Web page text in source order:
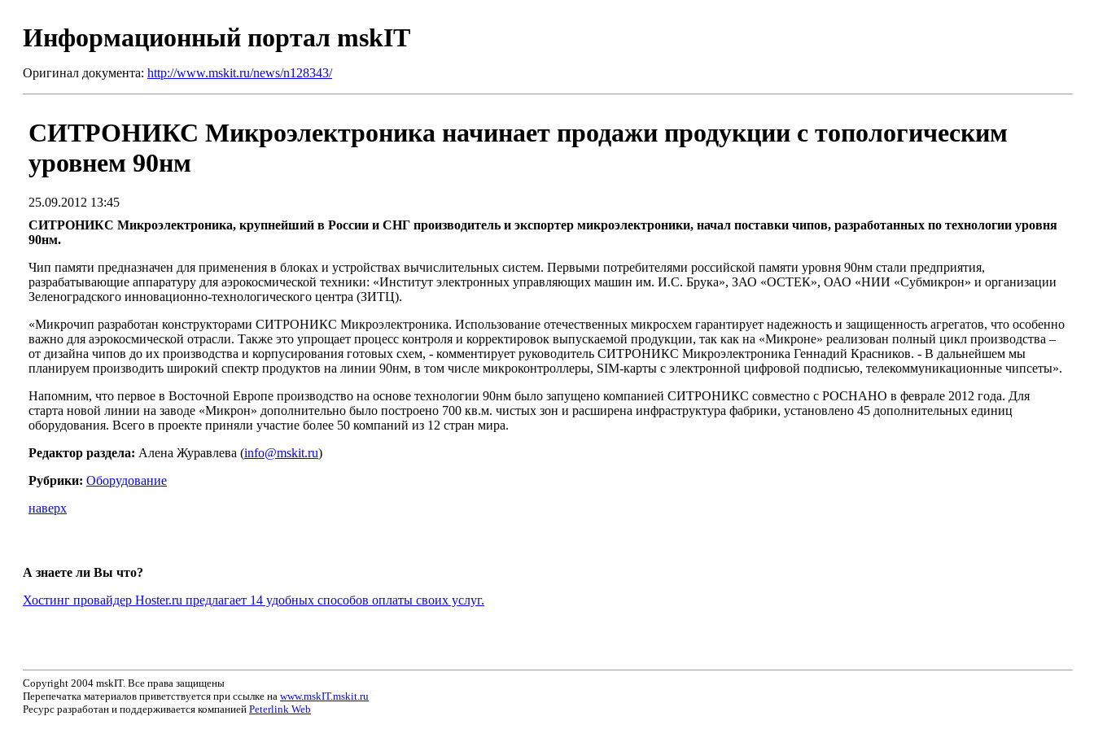
Информационный портал mskIT
Оригинал документа: http://www.mskit.ru/news/n128343/
СИТРОНИКС Микроэлектроника начинает продажи продукции с топологическим
уровнем 90нм
25.09.2012 13:45
СИТРОНИКС Микроэлектроника, крупнейший в России и СНГ производитель и экспортер микроэлектроники, начал поставки чипов, разработанных по технологии уровня
90нм.
Чип памяти предназначен для применения в блоках и устройствах вычислительных систем. Первыми потребителями российской памяти уровня 90нм стали предприятия,
разрабатывающие аппаратуру для аэрокосмической техники: «Институт электронных управляющих машин им. И.С. Брука», ЗАО «ОСТЕК», ОАО «НИИ «Субмикрон» и организации
Зеленоградского инновационно-технологического центра (ЗИТЦ).
«Микрочип разработан конструкторами СИТРОНИКС Микроэлектроника. Использование отечественных микросхем гарантирует надежность и защищенность агрегатов, что особенно
важно для аэрокосмической отрасли. Также это упрощает процесс контроля и корректировок выпускаемой продукции, так как на «Микроне» реализован полный цикл производства –
от дизайна чипов до их производства и корпусирования готовых схем, - комментирует руководитель СИТРОНИКС Микроэлектроника Геннадий Красников. - В дальнейшем мы
планируем производить широкий спектр продуктов на линии 90нм, в том числе микроконтроллеры, SIM-карты с электронной цифровой подписью, телекоммуникационные чипсеты».
Напомним, что первое в Восточной Европе производство на основе технологии 90нм было запущено компанией СИТРОНИКС совместно с РОСНАНО в феврале 2012 года. Для
старта новой линии на заводе «Микрон» дополнительно было построено 700 кв.м. чистых зон и расширена инфраструктура фабрики, установлено 45 дополнительных единиц
оборудования. Всего в проекте приняли участие более 50 компаний из 12 стран мира.
Редактор раздела: Алена Журавлева (info@mskit.ru)
Рубрики: Оборудование
наверх
А знаете ли Вы что?
Хостинг провайдер Hoster.ru предлагает 14 удобных способов оплаты своих услуг.
Copyright 2004 mskIT. Все права защищены
Перепечатка материалов приветствуется при ссылке на www.mskIT.mskit.ru
Ресурс разработан и поддерживается компанией Peterlink Web